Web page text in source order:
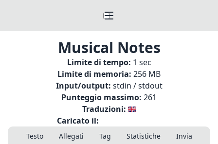
Musical Notes
Limite di tempo: 1 sec
Limite di memoria: 256 MB
Input/output: stdin / stdout
Punteggio massimo: 261
Traduzioni:
Caricato il:
Testo Allegati Tag Statistiche
Invia